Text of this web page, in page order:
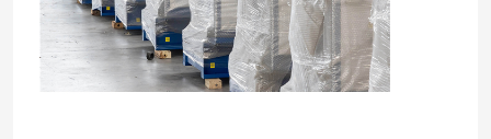
generator diesel terbuka
Generator Diesel Kontainer